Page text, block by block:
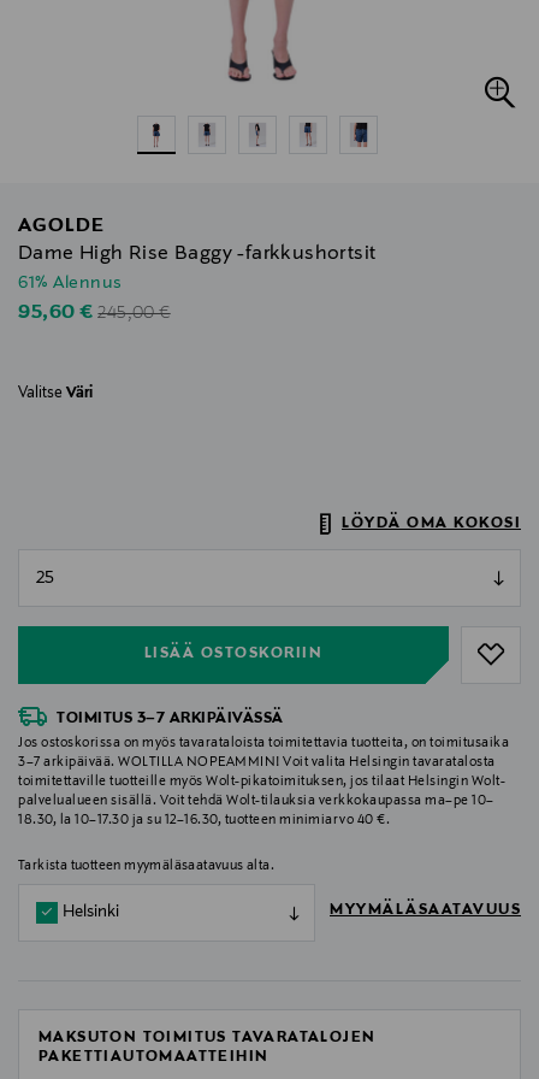
AGOLDE
Dame High Rise Baggy -farkkushortsit
61% Alennus
Discounted Price
95,60 €Original Price
245,00 €
Valitse Väri
LÖYDÄ OMA KOKOSI
LISÄÄ OSTOSKORIIN
TOIMITUS 3–7 ARKIPÄIVÄSSÄ
Jos ostoskorissa on myös tavarataloista toimitettavia tuotteita, on toimitusaika
3–7 arkipäivää. WOLTILLA NOPEAMMIN! Voit valita Helsingin tavaratalosta
toimitettaville tuotteille myös Wolt-pikatoimituksen, jos tilaat Helsingin Wolt-
palvelualueen sisällä. Voit tehdä Wolt-tilauksia verkkokaupassa ma–pe 10–
18.30, la 10–17.30 ja su 12–16.30, tuotteen minimiarvo 40 €.
Tarkista tuotteen myymäläsaatavuus alta.
Helsinki MYYMÄLÄSAATAVUUS
MAKSUTON TOIMITUS TAVARATALOJEN
PAKETTIAUTOMAATTEIHIN